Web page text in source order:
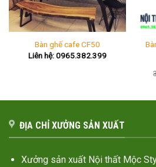
Bàn ghế cafe CF50
Liên hệ: 0965.382.399
ĐỊA CHỈ XƯỞNG SẢN XUẤT
Xưởng sản xuất Nội thất Mộc